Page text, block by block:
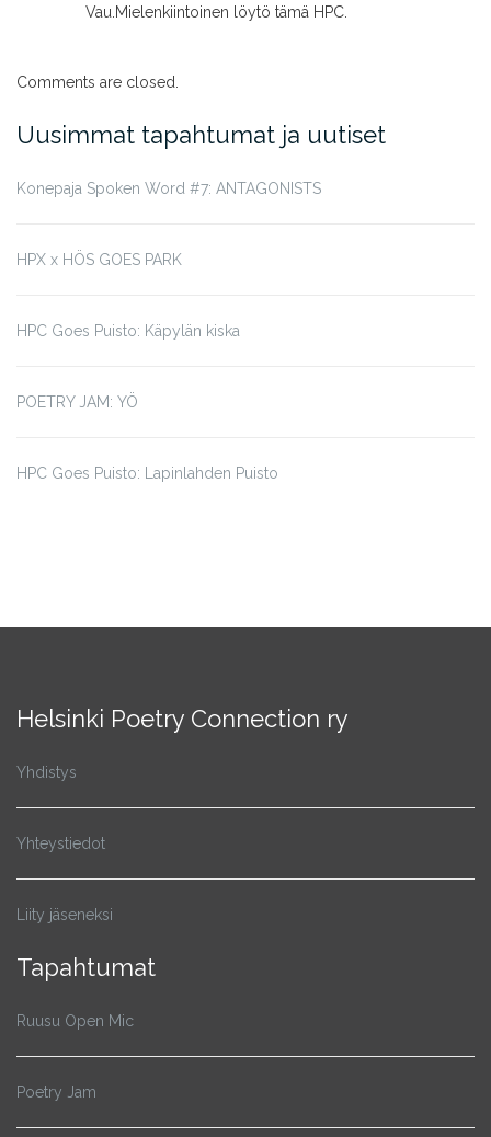
Vau.Mielenkiintoinen löytö tämä HPC.
Comments are closed.
Uusimmat tapahtumat ja uutiset
Konepaja Spoken Word #7: ANTAGONISTS
HPX x HÖS GOES PARK
HPC Goes Puisto: Käpylän kiska
POETRY JAM: YÖ
HPC Goes Puisto: Lapinlahden Puisto
Helsinki Poetry Connection ry
Yhdistys
Yhteystiedot
Liity jäseneksi
Tapahtumat
Ruusu Open Mic
Poetry Jam